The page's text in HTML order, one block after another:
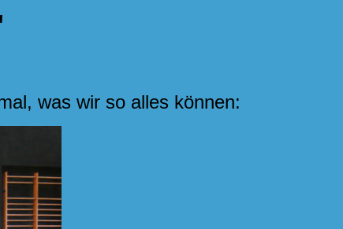
was wir so alles können: